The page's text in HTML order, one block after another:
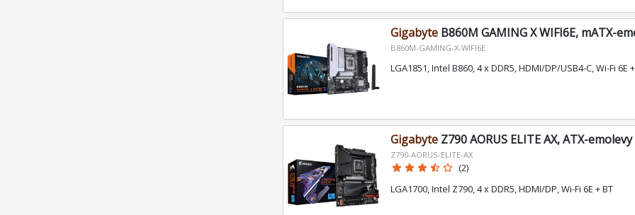
GigabyteB860M GAMING X WIFI6E, mATX-
B860M-GAMING-X-WIFI6E
LGA1851, Intel B860, 4 x DDR5, HDMI/DP/USB4-C, Wi-Fi 6E
GigabyteZ790 AORUS ELITE AX, ATX-emolevy
Z790-AORUS-ELITE-AX
star star star star_half star_border (2)
LGA1700, Intel Z790, 4 x DDR5, HDMI/DP, Wi-Fi 6E + BT